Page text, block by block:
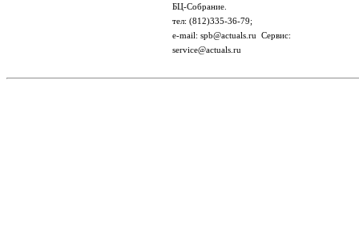
БЦ-Собрание.
тел: (812)335-36-79;
e-mail: spb@actuals.ru Сервис:
service@actuals.ru